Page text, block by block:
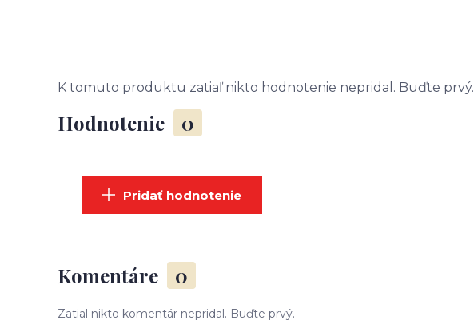
Hodnotenie 0
K tomuto produktu zatiaľ nikto hodnotenie nepridal. Buďte prvý.
Pridať hodnotenie
Komentáre 0
Zatial nikto komentár nepridal. Buďte prvý.